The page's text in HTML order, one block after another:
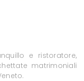
e ristoratore,
matrimoniali